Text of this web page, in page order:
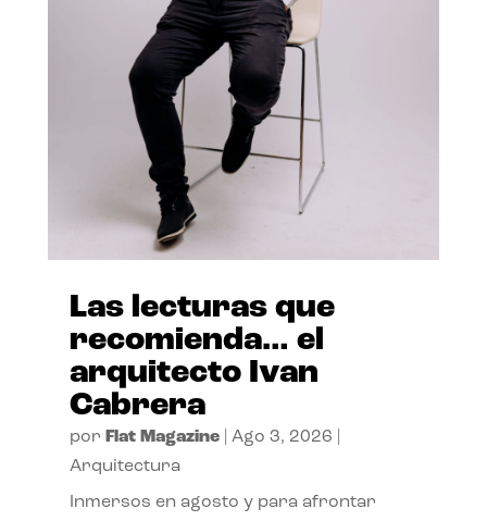
Las lecturas que
recomienda… el
arquitecto Ivan
Cabrera
por Flat Magazine| Ago 3, 2026
Arquitectura
Inmersos en agosto y para afrontar